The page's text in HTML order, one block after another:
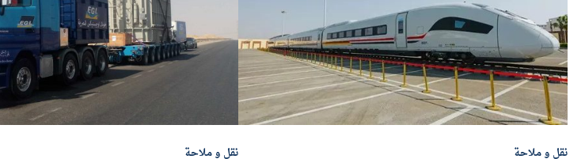
نقل و ملاحة نقل و ملاحة